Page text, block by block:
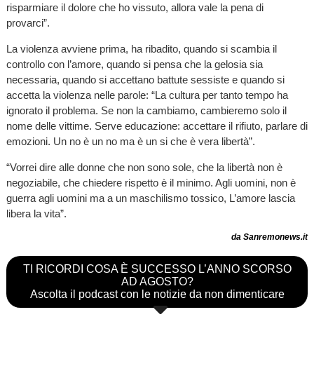
risparmiare il dolore che ho vissuto, allora vale la pena di
provarci”.
La violenza avviene prima, ha ribadito, quando si scambia il
controllo con l’amore, quando si pensa che la gelosia sia
necessaria, quando si accettano battute sessiste e quando si
accetta la violenza nelle parole: “La cultura per tanto tempo ha
ignorato il problema. Se non la cambiamo, cambieremo solo il
nome delle vittime. Serve educazione: accettare il rifiuto, parlare di
emozioni. Un no è un no ma è un si che è vera libertà”.
“Vorrei dire alle donne che non sono sole, che la libertà non è
negoziabile, che chiedere rispetto è il minimo. Agli uomini, non è
guerra agli uomini ma a un maschilismo tossico, L’amore lascia
libera la vita”.
da Sanremonews.it
TI RICORDI COSA È SUCCESSO L’ANNO SCORSO
AD AGOSTO?
Ascolta il podcast con le notizie da non dimenticare